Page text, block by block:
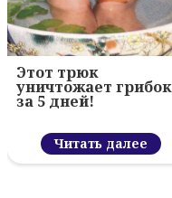
Этот трюк
уничтожает грибок
за 5 дней!
Читать далее